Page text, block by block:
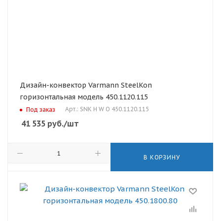
Дизайн-конвектор Varmann SteelKon
горизонтальная модель 450.1120.115
Под заказ Арт.: SNK H W O 450.1120.115
41 535 руб./шт
В КОРЗИНУ